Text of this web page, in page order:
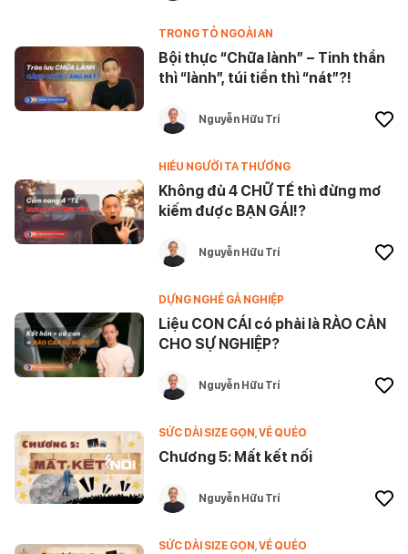
TRONG TỎ NGOÀI AN
Bội thực “Chữa lành” – Tinh thần
thì “lành”, túi tiền thì “nát”?!
Nguyễn Hữu Trí
HIỂU NGƯỜI TA THƯƠNG
Không đủ 4 CHỮ TẾ thì đừng mơ
kiếm được BẠN GÁI!?
Nguyễn Hữu Trí
DỰNG NGHỀ GẢ NGHIỆP
Liệu CON CÁI có phải là RÀO CẢN
CHO SỰ NGHIỆP?
Nguyễn Hữu Trí
SỨC DÀI SIZE GỌN,VỀ QUÉO
Chương 5: Mất kết nối
Nguyễn Hữu Trí
SỨC DÀI SIZE GỌN,VỀ QUÉO